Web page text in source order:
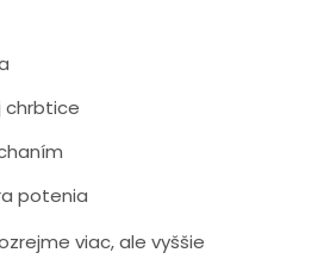
chrbtice
potenia
viac, ale vyššie